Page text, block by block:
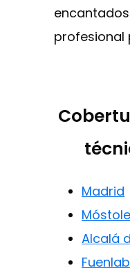
profesional
Madrid
Alcalá